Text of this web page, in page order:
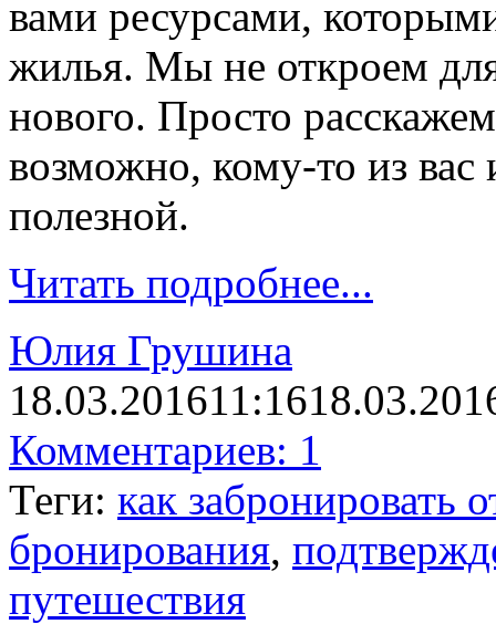
вами ресурсами,
жилья. Мы не откроем
нового. Просто
возможно, кому-то из
полезной.
Читать подробнее...
Юлия Грушина
18.03.201611:16
Комментариев: 1
Теги: как забронировать
бронирования,
путешествия